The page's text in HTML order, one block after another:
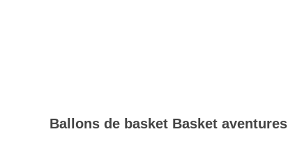
Ballons de basket Basket aventures